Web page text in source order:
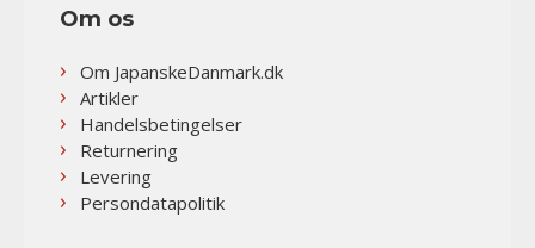
Om os
Om JapanskeDanmark.dk
Artikler
Handelsbetingelser
Returnering
Levering
Persondatapolitik